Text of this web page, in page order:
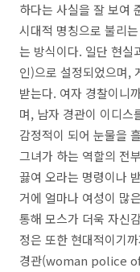
하다는 사실을 잘 보여
시대적 명칭으로 불리
는 방식이다. 일단 현실
인)으로 설정되었으며,
받는다. 여자 경찰이니
며, 남자 경관이 이디스
감정적이 되어 눈물을
그녀가 하는 역할의 전
끓여 오라는 명령이나
거에 얼마나 여성이 많
통해 모스가 더욱 자신
정은 또한 현대적이기
경관(woman police